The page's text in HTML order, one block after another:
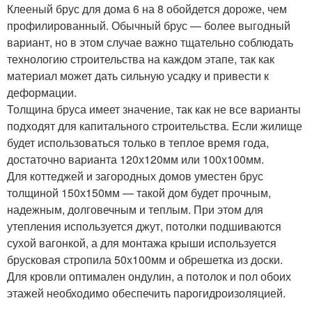
Клееный брус для дома 6 на 8 обойдется дороже, чем
профилированный. Обычный брус — более выгодный
вариант, но в этом случае важно тщательно соблюдать
технологию строительства на каждом этапе, так как
материал может дать сильную усадку и привести к
деформации.
Толщина бруса имеет значение, так как не все варианты
подходят для капитального строительства. Если жилище
будет использоваться только в теплое время года,
достаточно варианта 120х120мм или 100х100мм.
Для коттеджей и загородных домов уместен брус
толщиной 150х150мм — такой дом будет прочным,
надежным, долговечным и теплым. При этом для
утепления используется джут, потолки подшиваются
сухой вагонкой, а для монтажа крыши используется
брусковая стропила 50х100мм и обрешетка из доски.
Для кровли оптимален ондулин, а потолок и пол обоих
этажей необходимо обеспечить парогидроизоляцией.